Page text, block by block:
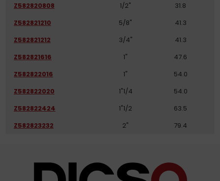
Z582820808
1/2"
31.8
Z582821210
5/8"
41.3
Z582821212
3/4"
41.3
Z582821616
1"
47.6
Z582822016
1"
54.0
Z582822020
1"1/4
54.0
Z582822424
1"1/2
63.5
Z582823232
2" 79.4